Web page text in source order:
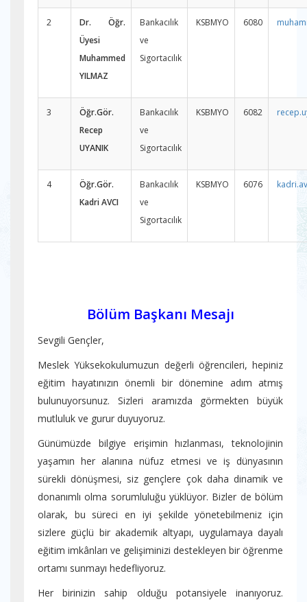
2
Dr. Öğr.
Üyesi
Muhammed
YILMAZ
Bankacılık
ve
Sigortacılık
KSBMYO 6080
3
Öğr.Gör.
Recep
UYANIK
Bankacılık
ve
Sigortacılık
KSBMYO 6082
4
Öğr.Gör.
Kadri AVCI
Bankacılık
ve
Sigortacılık
KSBMYO 6076
Bölüm Başkanı Mesajı
Sevgili Gençler,
Meslek Yüksekokulumuzun değerli öğrencileri, hepiniz
eğitim hayatınızın önemli bir dönemine adım atmış
bulunuyorsunuz. Sizleri aramızda görmekten büyük
mutluluk ve gurur duyuyoruz.
Günümüzde bilgiye erişimin hızlanması, teknolojinin
yaşamın her alanına nüfuz etmesi ve iş dünyasının
sürekli dönüşmesi, siz gençlere çok daha dinamik ve
donanımlı olma sorumluluğu yüklüyor. Bizler de bölüm
olarak, bu süreci en iyi şekilde yönetebilmeniz için
sizlere güçlü bir akademik altyapı, uygulamaya dayalı
eğitim imkânları ve gelişiminizi destekleyen bir öğrenme
ortamı sunmayı hedefliyoruz.
Her birinizin sahip olduğu potansiyele inanıyoruz.